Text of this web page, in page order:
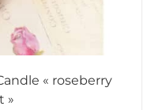
« roseberry
»